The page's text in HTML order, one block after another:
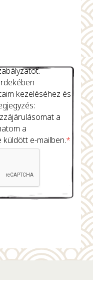
kezeléséhez és
a
a
küldött e-mailben.*